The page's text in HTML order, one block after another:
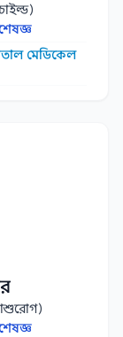
মেডিকেল